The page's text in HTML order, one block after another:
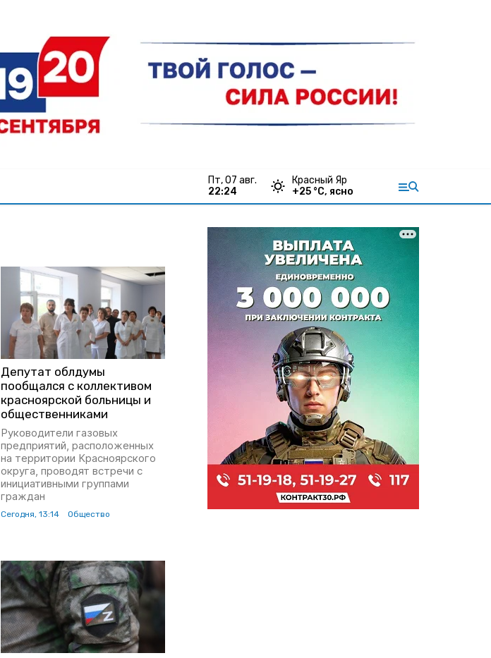
пт, 07 авг.
22:24
Красный Яр
+25 °С, ясно
Депутат облдумы
пообщался с коллективом
красноярской больницы и
общественниками
Руководители газовых
предприятий, расположенных
на территории Красноярского
округа, проводят встречи с
инициативными группами
граждан
Сегодня, 13:14 Общество